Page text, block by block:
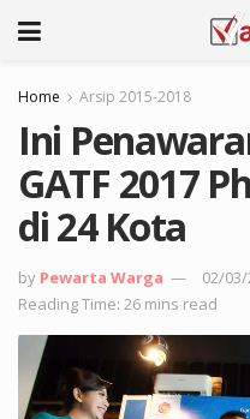
Home Arsip 2015-2018
Ini
GATF 2017
di 24 Kota
by Pewarta Warga
02/
Reading Time: 26 mins read